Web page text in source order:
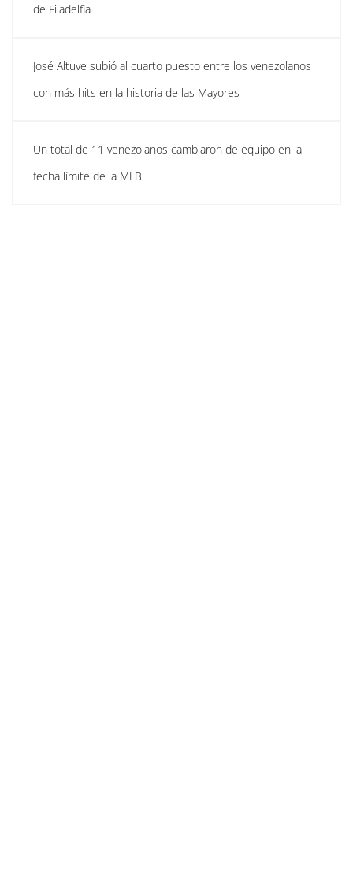
de Filadelfia
José Altuve subió al cuarto puesto entre los venezolanos
con más hits en la historia de las Mayores
Un total de 11 venezolanos cambiaron de equipo en la
fecha límite de la MLB